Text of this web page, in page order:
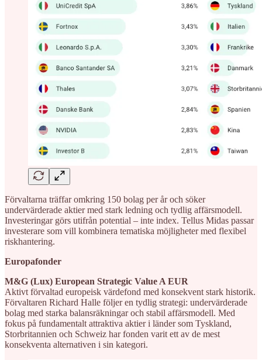
Förvaltarna träffar omkring 150 bolag per år och söker
undervärderade aktier med stark ledning och tydlig affärsmodell.
Investeringar görs utifrån potential – inte index. Tellus Midas passar
investerare som vill kombinera tematiska möjligheter med flexibel
riskhantering.
Europafonder
M&G (Lux) European Strategic Value A EUR
Aktivt förvaltad europeisk värdefond med konsekvent stark historik.
Förvaltaren Richard Halle följer en tydlig strategi: undervärderade
bolag med starka balansräkningar och stabil affärsmodell. Med
fokus på fundamentalt attraktiva aktier i länder som Tyskland,
Storbritannien och Schweiz har fonden varit ett av de mest
konsekventa alternativen i sin kategori.